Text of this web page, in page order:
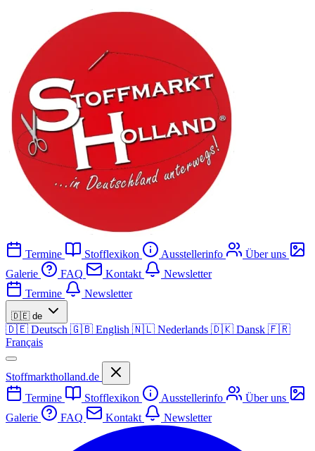
Termine Stofflexikon Ausstellerinfo
Über uns
Galerie
FAQ Kontakt
Newsletter
Termine
Newsletter
🇩🇪 de
🇩🇪 Deutsch 🇬🇧 English 🇳🇱 Nederlands 🇩🇰 Dansk 🇫🇷
Français
Stoffmarktholland.de
Termine
Stofflexikon Ausstellerinfo
Über uns
Galerie
FAQ Kontakt Newsletter